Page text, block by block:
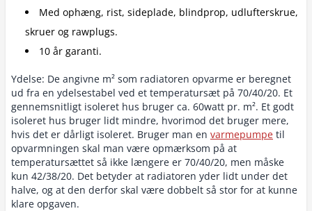
Med ophæng, rist, sideplade, blindprop, udlufterskrue,
skruer og rawplugs.
10 år garanti.
Ydelse: De angivne m² som radiatoren opvarme er beregnet
ud fra en ydelsestabel ved et temperatursæt på 70/40/20. Et
gennemsnitligt isoleret hus bruger ca. 60watt pr. m². Et godt
isoleret hus bruger lidt mindre, hvorimod det bruger mere,
hvis det er dårligt isoleret. Bruger man en varmepumpe til
opvarmningen skal man være opmærksom på at
temperatursættet så ikke længere er 70/40/20, men måske
kun 42/38/20. Det betyder at radiatoren yder lidt under det
halve, og at den derfor skal være dobbelt så stor for at kunne
klare opgaven.